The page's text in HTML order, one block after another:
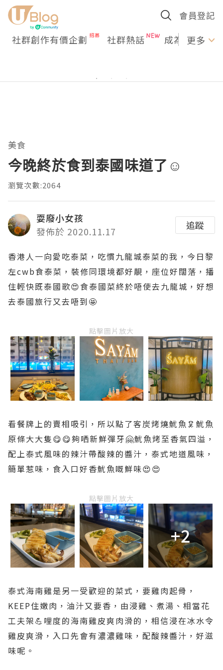
會員登記
社群創作有價企劃 社群熱話 成為U更多
美食
今晚終於食到泰國味道了☺️
瀏覽次數:2064
耍廢小女孩
發佈於 2020.11.17
追蹤
香港人一向愛吃泰菜，吃慣九龍城泰菜的我，今日黎
左cwb食泰菜，裝修同環境都好靚，座位好闊落，播
住輕快既泰國歌😍食泰國菜終於唔使去九龍城，好想
去泰國旅行又去唔到🤩
點擊圖片放大
看餐牌上的賣相吸引，所以點了客炭烤燒魷魚🦑魷魚
原條大大隻😋😋夠哂新鮮彈牙🤗魷魚烤至香氣四溢，
配上泰式風味的辣汁帶酸辣的醬汁，泰式地道風味，
簡單惹味，食入口好香魷魚嘅鮮味😍😍
點擊圖片放大
+2
泰式海南雞是另一受歡迎的菜式，要雞肉起骨，
KEEP住嫩肉，油汁又要香，由浸雞、煮湯、相當花
工夫架💪哩度的海南雞皮爽肉滑的，相信浸在冰水令
雞皮爽滑，入口先會有濃濃雞味，配酸辣醬汁，好滋
味呢。